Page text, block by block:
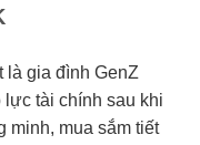
là gia đình GenZ
tài chính sau khi
minh, mua sắm tiết